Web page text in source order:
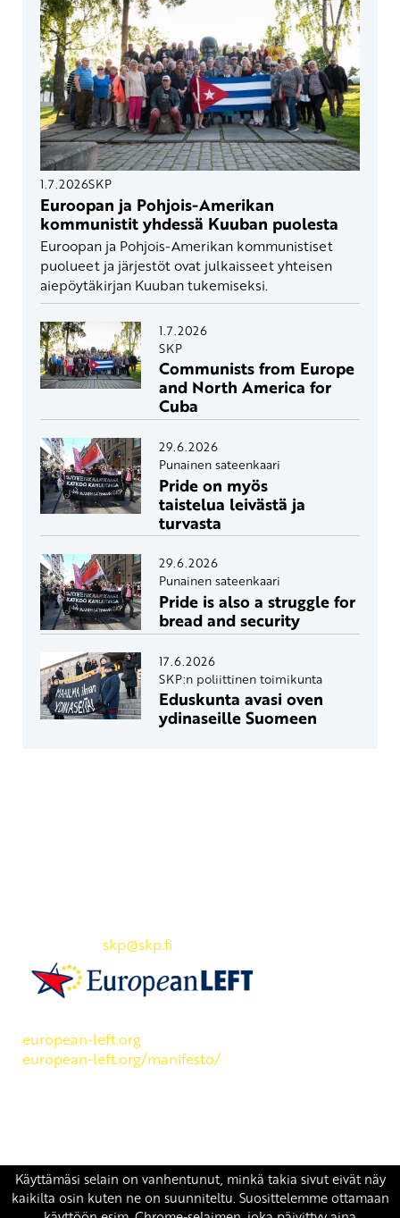
1.7.2026SKP
Euroopan ja Pohjois-Amerikan
kommunistit yhdessä Kuuban puolesta
Euroopan ja Pohjois-Amerikan kommunistiset
puolueet ja järjestöt ovat julkaisseet yhteisen
aiepöytäkirjan Kuuban tukemiseksi.
1.7.2026
SKP
Communists from Europe
and North America for
Cuba
29.6.2026
Punainen sateenkaari
Pride on myös
taistelua leivästä ja
turvasta
29.6.2026
Punainen sateenkaari
Pride is also a struggle for
bread and security
17.6.2026
SKP:n poliittinen toimikunta
Eduskunta avasi oven
ydinaseille Suomeen
skp@skp.fi
european-left.org
european-left.org/manifesto/
Copyright 2026 © SKP| Tietosuojaseloste